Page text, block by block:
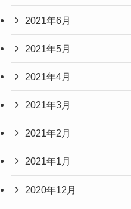
2021年6月
2021年5月
2021年4月
2021年3月
2021年2月
2021年1月
2020年12月